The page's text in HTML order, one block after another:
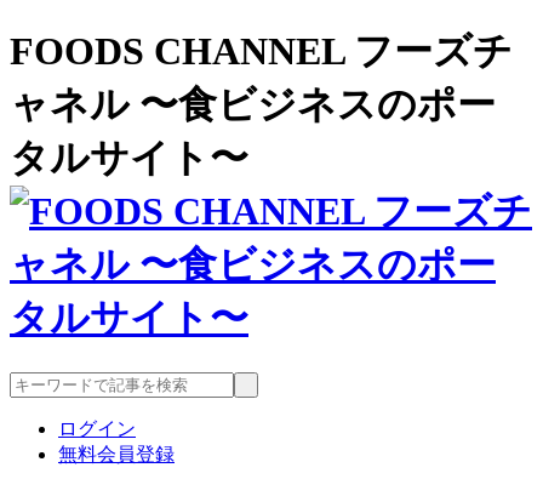
FOODS CHANNEL フーズチ
ャネル 〜食ビジネスのポー
タルサイト〜
ログイン
無料会員登録